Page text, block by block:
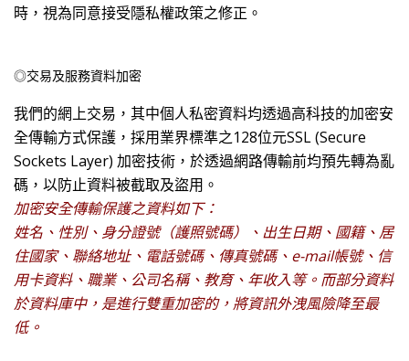
時，視為同意接受隱私權政策之修正。
◎交易及服務資料加密
我們的網上交易，其中個人私密資料均透過高科技的加密安
全傳輸方式保護，採用業界標準之128位元SSL (Secure
Sockets Layer) 加密技術，於透過網路傳輸前均預先轉為亂
碼，以防止資料被截取及盜用。
加密安全傳輸保護之資料如下：
姓名、性別、身分證號（護照號碼）、出生日期、國籍、居
住國家、聯絡地址、電話號碼、傳真號碼、e-mail帳號、信
用卡資料、職業、公司名稱、教育、年收入等。而部分資料
於資料庫中，是進行雙重加密的，將資訊外洩風險降至最
低。